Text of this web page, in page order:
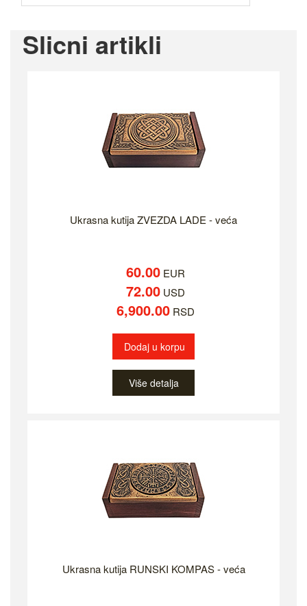
Slicni artikli
Ukrasna kutija ZVEZDA LADE - veća
60.00EUR
72.00USD
6,900.00RSD
Dodaj u korpu
Više detalja
Ukrasna kutija RUNSKI KOMPAS - veća